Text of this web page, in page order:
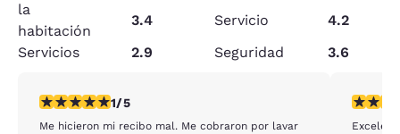
la
habitación
3.4 Servicio
4.2
Servicios
2.9 Seguridad 3.6
calificación de 1 estrella. Feria. 1 reseña
1/5
Me hicieron mi recibo mal. Me cobraron por lavar